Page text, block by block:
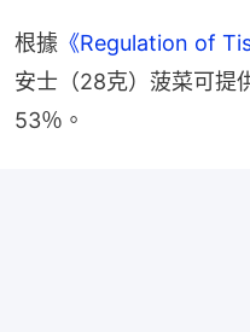
根據 《Regulation of
安士（28克）菠菜可提
53％。